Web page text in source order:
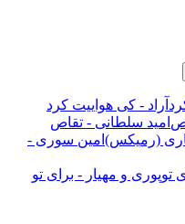
آراد - کی هواییت کرد
امید سلطانی - تقاص
امین سوری -
پوری و مهیار - برای تو